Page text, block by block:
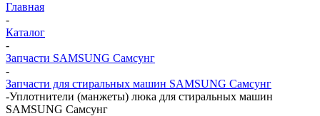
Главная
-
Каталог
-
Запчасти SAMSUNG Самсунг
-
Запчасти для стиральных машин SAMSUNG Самсунг
-Уплотнители (манжеты) люка для стиральных машин
SAMSUNG Самсунг